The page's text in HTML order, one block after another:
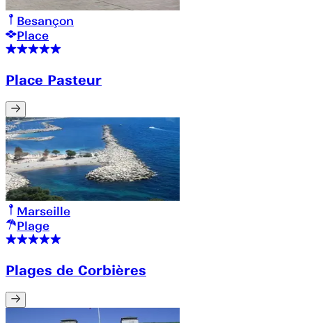
Besançon
Place
Place Pasteur
Marseille
Plage
Plages de Corbières